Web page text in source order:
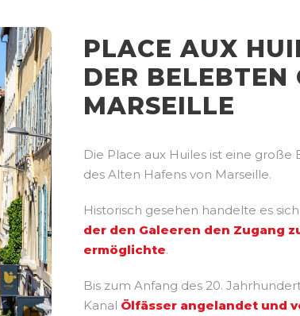
PLACE AUX
DER BELEBTEN
MARSEILLE
Die Place aux Huiles ist eine große
des Alten Hafens von Marseille.
Historisch gesehen handelte es
der den Galeeren den Zugang
ermöglichte.
Bis zum Anfang des 20.
Kanal Ölfässer angelandet und